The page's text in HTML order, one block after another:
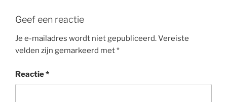
Geef een reactie
Je e-mailadres wordt niet gepubliceerd.Vereiste
velden zijn gemarkeerd met*
Reactie*